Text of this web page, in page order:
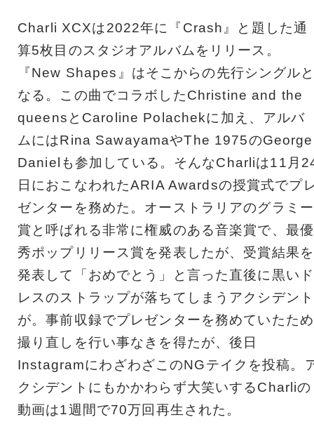
Charli XCXは2022年に『Crash』と題した通
算5枚目のスタジオアルバムをリリース。
『New Shapes』はそこからの先行シングル
なる。この曲でコラボしたChristine and the
queensとCaroline Polachekに加え、アルバ
ムにはRina SawayamaやThe 1975のGeorge
Danielも参加している。そんなCharliは11月
日におこなわれたARIA Awardsの授賞式でプ
ゼンターを務めた。オーストラリアのグラミー
賞と呼ばれる非常に権威のある音楽賞で、最優
秀ポップリリース賞を発表したが、受賞結果を
発表して「おめでとう」と言った直後に黒いド
レスのストラップが落ちてしまうアクシデント
が。事前収録でプレゼンターを務めていたため
撮り直しを行い事なきを得たが、後日
InstagramにわざわざこのNGテイクを投稿。
クシデントにもかかわらず大笑いするCharliの
動画は1週間で70万回再生された。